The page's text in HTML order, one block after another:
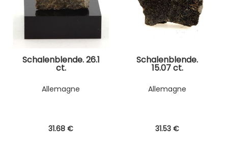
Schalenblende. 26.1
ct.
Allemagne
31.68 €
Schalenblende.
15.07 ct.
Allemagne
31.53 €